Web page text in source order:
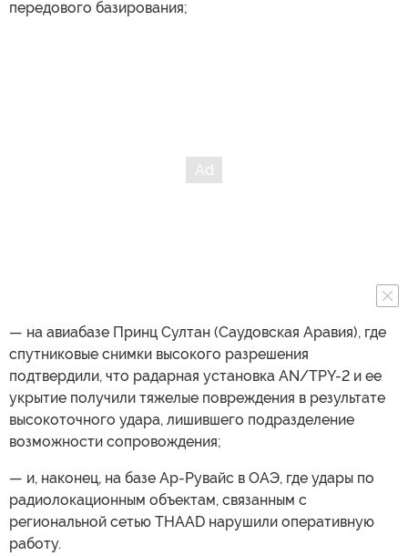
передового базирования;
— на авиабазе Принц Султан (Саудовская Аравия), где
спутниковые снимки высокого разрешения
подтвердили, что радарная установка AN/TPY-2 и ее
укрытие получили тяжелые повреждения в результате
высокоточного удара, лишившего подразделение
возможности сопровождения;
— и, наконец, на базе Ар-Рувайс в ОАЭ, где удары по
радиолокационным объектам, связанным с
региональной сетью THAAD нарушили оперативную
работу.